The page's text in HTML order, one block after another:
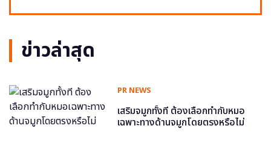
ข่าวล่าสุด
PR NEWS
เสริมจมูกทั้งที ต้องเลือกทำกับหมอ
เฉพาะทางด้านจมูกโดยตรงหรือไม่